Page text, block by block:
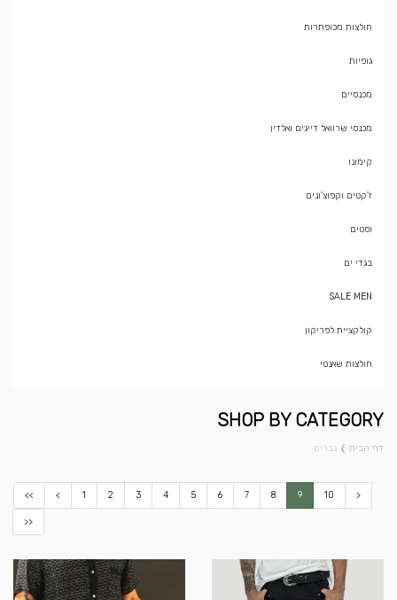
חולצות מכופתרות
גופיות
מכנסיים
מכנסי שרוואל דייגים ואלדין
קימונו
ז'קטים וקפוצ'ונים
וסטים
בגדי ים
SALE MEN
קולקציית לפריקון
חולצות שאנטי
SHOP BY CATEGORY
דף הבית ❱ גברים
<< < 1 2 3 4 5 6 7 8 9 10 >
>>